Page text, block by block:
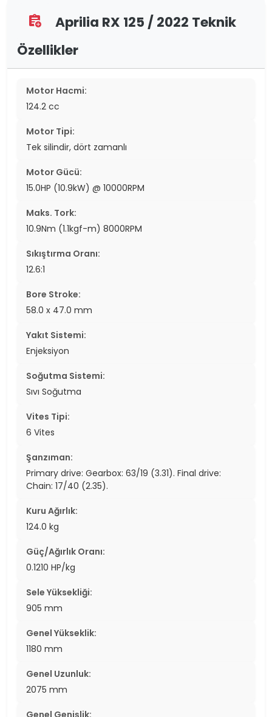
assignment_add
Aprilia RX 125 / 2022 Teknik
Özellikler
Motor Hacmi:
124.2 cc
Motor Tipi:
Tek silindir, dört zamanlı
Motor Gücü:
15.0HP (10.9kW) @ 10000RPM
Maks. Tork:
10.9Nm (1.1kgf-m) 8000RPM
Sıkıştırma Oranı:
12.6:1
Bore Stroke:
58.0 x 47.0 mm
Yakıt Sistemi:
Enjeksiyon
Soğutma Sistemi:
Sıvı Soğutma
Vites Tipi:
6 Vites
Şanzıman:
Primary drive: Gearbox: 63/19 (3.31). Final drive:
Chain: 17/40 (2.35).
Kuru Ağırlık:
124.0 kg
Güç/Ağırlık Oranı:
0.1210 HP/kg
Sele Yüksekliği:
905 mm
Genel Yükseklik:
1180 mm
Genel Uzunluk:
2075 mm